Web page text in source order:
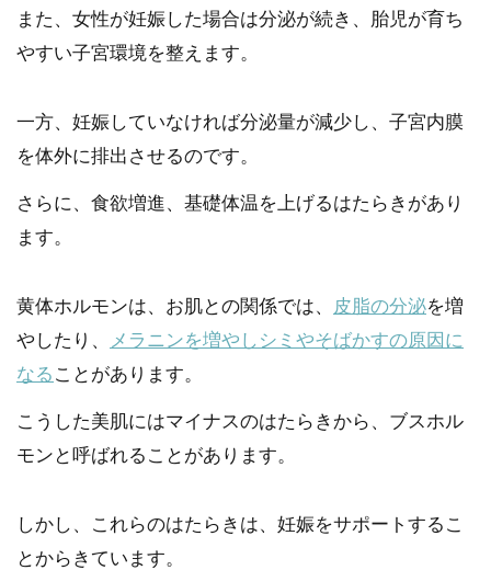
また、女性が妊娠した場合は分泌が続き、胎児が育ち
やすい子宮環境を整えます。
一方、妊娠していなければ分泌量が減少し、子宮内膜
を体外に排出させるのです。
さらに、食欲増進、基礎体温を上げるはたらきがあり
ます。
黄体ホルモンは、お肌との関係では、 皮脂の分泌を増
やしたり、
メラニンを増やしシミやそばかすの原因に
なる ことがあります。
こうした美肌にはマイナスのはたらきから、ブスホル
モンと呼ばれることがあります。
しかし、これらのはたらきは、妊娠をサポートするこ
とからきています。